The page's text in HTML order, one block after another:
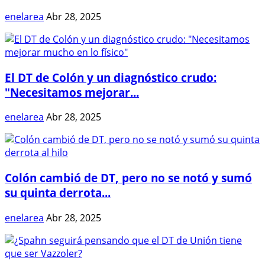
enelarea Abr 28, 2025
El DT de Colón y un diagnóstico crudo:
"Necesitamos mejorar...
enelarea Abr 28, 2025
Colón cambió de DT, pero no se notó y sumó
su quinta derrota...
enelarea Abr 28, 2025